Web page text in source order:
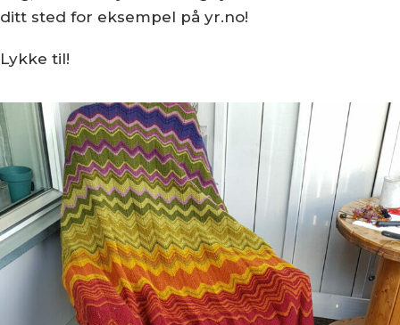
ditt sted for eksempel på yr.no!
Lykke til!